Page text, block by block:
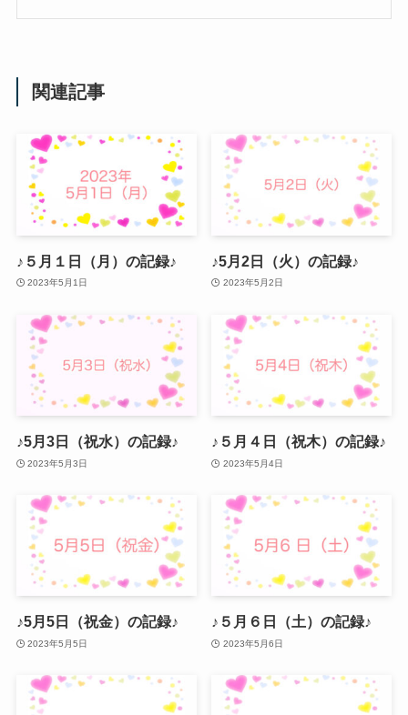
関連記事
♪５月１日（月）の記録♪
2023年5月1日
♪5月2日（火）の記録♪
2023年5月2日
♪5月3日（祝水）の記録♪
2023年5月3日
♪５月４日（祝木）の記録♪
2023年5月4日
♪5月5日（祝金）の記録♪
2023年5月5日
♪５月６日（土）の記録♪
2023年5月6日